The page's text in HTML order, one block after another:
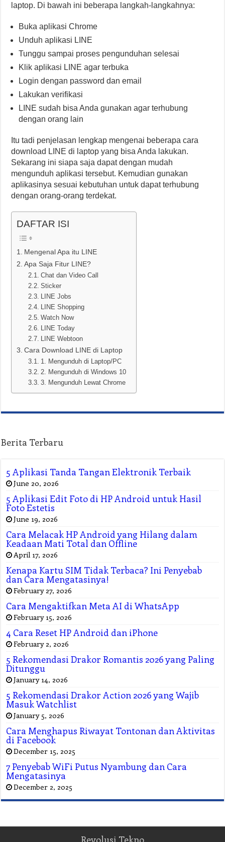
laptop. Di bawah ini beberapa langkah-langkahnya:
Buka aplikasi Chrome
Unduh aplikasi LINE
Tunggu sampai proses pengunduhan selesai
Klik aplikasi LINE agar terbuka
Login dengan password dan email
Lakukan verifikasi
LINE sudah bisa Anda gunakan agar terhubung
dengan orang lain
Itu tadi penjelasan lengkap mengenai beberapa cara
download LINE di laptop yang bisa Anda lakukan.
Sekarang ini siapa saja dapat dengan mudah
mengunduh aplikasi tersebut. Kemudian gunakan
aplikasinya sesuai kebutuhan untuk dapat terhubung
dengan orang-orang terdekat.
DAFTAR ISI
Mengenal Apa itu LINE
Apa Saja Fitur LINE?
Chat dan Video Call
Sticker
LINE Jobs
LINE Shopping
Watch Now
LINE Today
LINE Webtoon
Cara Download LINE di Laptop
1. Mengunduh di Laptop/PC
2. Mengunduh di Windows 10
3. Mengunduh Lewat Chrome
Berita Terbaru
5 Aplikasi Tanda Tangan Elektronik Terbaik
June 20, 2026
5 Aplikasi Edit Foto di HP Android untuk Hasil
Foto Estetis
June 19, 2026
Cara Melacak HP Android yang Hilang dalam
Keadaan Mati Total dan Offline
April 17, 2026
Kenapa Kartu SIM Tidak Terbaca? Ini Penyebab
dan Cara Mengatasinya!
February 27, 2026
Cara Mengaktifkan Meta AI di WhatsApp
February 15, 2026
4 Cara Reset HP Android dan iPhone
February 2, 2026
5 Rekomendasi Drakor Romantis 2026 yang Paling
Ditunggu
January 14, 2026
5 Rekomendasi Drakor Action 2026 yang Wajib
Masuk Watchlist
January 5, 2026
Cara Menghapus Riwayat Tontonan dan Aktivitas
di Facebook
December 15, 2025
7 Penyebab WiFi Putus Nyambung dan Cara
Mengatasinya
December 2, 2025
Revolusi Tekno